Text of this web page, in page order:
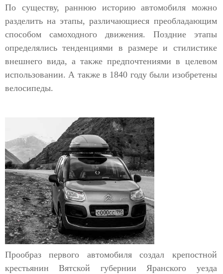
По существу, раннюю историю автомобиля можно
разделить на этапы, различающиеся преобладающим
способом самоходного движения. Поздние этапы
определялись тенденциями в размере и стилистике
внешнего вида, а также предпочтениями в целевом
использовании. А также в 1840 году были изобретены
велосипеды.
Прообраз первого автомобиля создал крепостной
крестьянин Вятской губернии Яранского уезда